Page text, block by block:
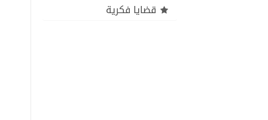
قضايا فكرية